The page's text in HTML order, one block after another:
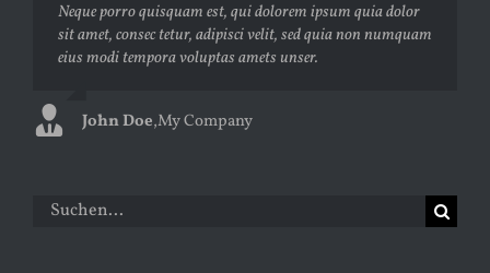
Neque porro quisquam est, qui dolorem ipsum quia dolor
sit amet, consec tetur, adipisci velit, sed quia non numquam
eius modi tempora voluptas amets unser.
John Doe,My Company
Aliquam erat volutpat. Quisque at est id ligula facilisis
laoreet eget pulvinar nibh. Suspendisse at ultrices dui.
Curabitur ac felis arcu sadips ipsums fugiats nemis.
Luke Beck,Theme Fusion
Suche